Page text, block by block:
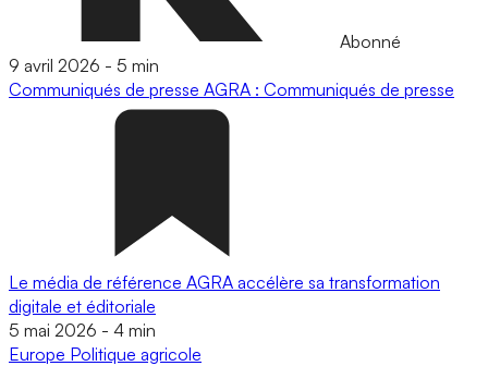
Abonné
9 avril 2026 - 5 min
Communiqués de presse AGRA : Communiqués de presse
Le média de référence AGRA accélère sa transformation
digitale et éditoriale
5 mai 2026 - 4 min
Europe Politique agricole